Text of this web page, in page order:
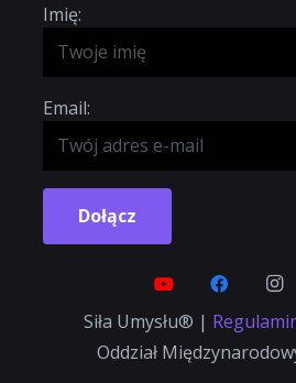
Imię:
Email:
Dołącz
Siła Umysłu® |
Oddział